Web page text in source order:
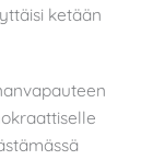
ketään